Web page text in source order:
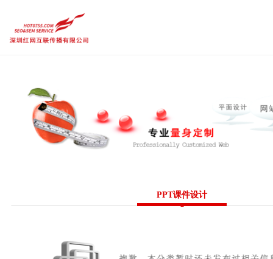
品牌设计作品 品牌企业官网
传统市场竞争激烈，互联网上仍潜藏着勃勃商机！
内容运营维护
热点前沿
PPT课件设计